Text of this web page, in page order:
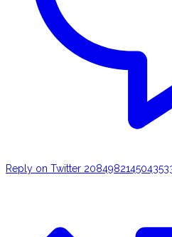
Reply on Twitter